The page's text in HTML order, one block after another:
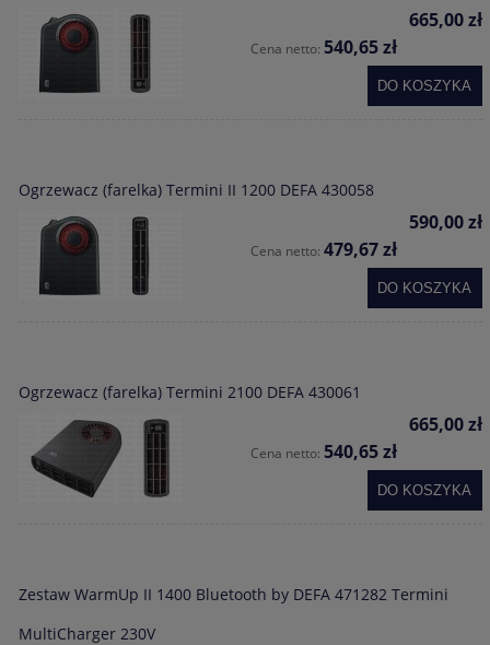
665,00 zł
Cena netto: 540,65 zł
DO KOSZYKA
Ogrzewacz (farelka) Termini II 1200 DEFA 430058
590,00 zł
Cena netto: 479,67 zł
DO KOSZYKA
Ogrzewacz (farelka) Termini 2100 DEFA 430061
665,00 zł
Cena netto: 540,65 zł
DO KOSZYKA
Zestaw WarmUp II 1400 Bluetooth by DEFA 471282 Termini
MultiCharger 230V